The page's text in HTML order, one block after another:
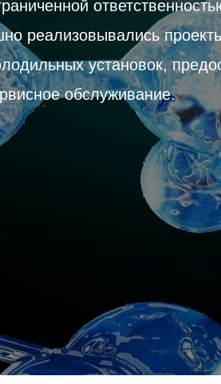
реализовывались
установок,
обслуживание.